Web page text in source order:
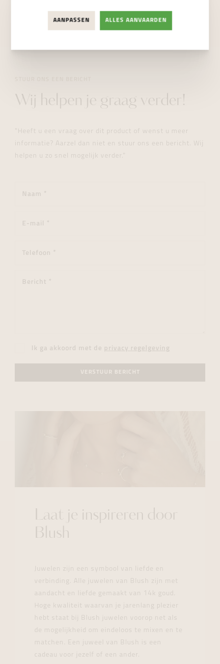
NIET BESCHIKBAAR
Wij helpen je graag verder!
"Heeft u een vraag over dit product of wenst u meer
informatie? Aarzel dan niet en stuur ons een bericht. Wij
helpen u zo snel mogelijk verder."
Ik ga akkoord met de privacy regelgeving
VERSTUUR BERICHT
Laat je inspireren door
Blush
Juwelen zijn een symbool van liefde en
verbinding. Alle juwelen van Blush zijn met
aandacht en liefde gemaakt van 14k goud.
Hoge kwaliteit waarvan je jarenlang plezier
hebt staat bij Blush juwelen voorop net als
de mogelijkheid om eindeloos te mixen en te
matchen. Een juweel van Blush is een
cadeau voor jezelf of een ander.
AANPASSEN ALLES AANVAARDEN